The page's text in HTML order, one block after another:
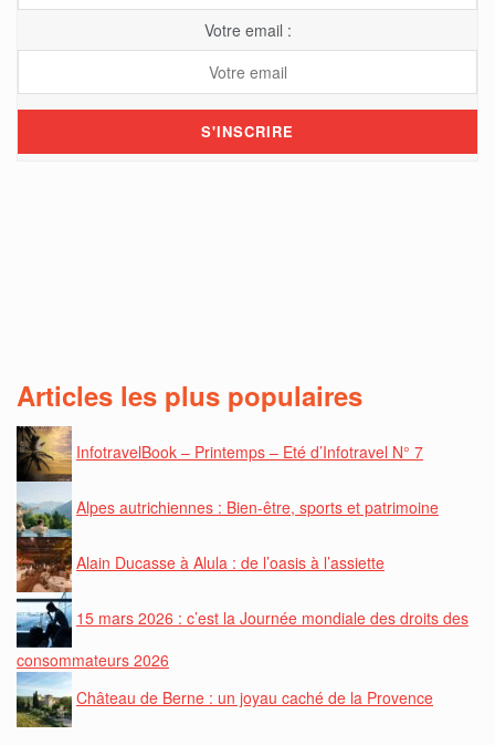
Votre email :
Articles les plus populaires
InfotravelBook – Printemps – Eté d’Infotravel N° 7
Alpes autrichiennes : Bien-être, sports et patrimoine
Alain Ducasse à Alula : de l’oasis à l’assiette
15 mars 2026 : c’est la Journée mondiale des droits des
consommateurs 2026
Château de Berne : un joyau caché de la Provence